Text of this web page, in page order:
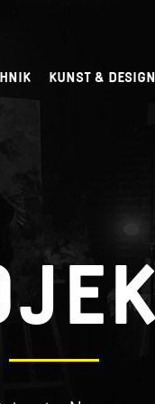
KUNST & DESIGN